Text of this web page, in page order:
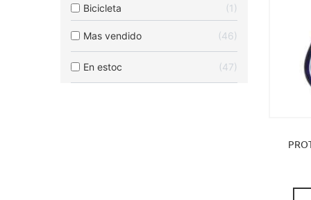
Bicicleta 1
Mas vendido 46
En estoc 47